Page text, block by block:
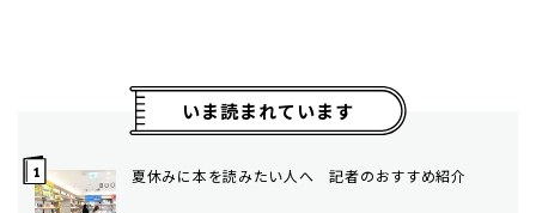
いま読まれています
夏休みに本を読みたい人へ 記者のおすすめ紹介